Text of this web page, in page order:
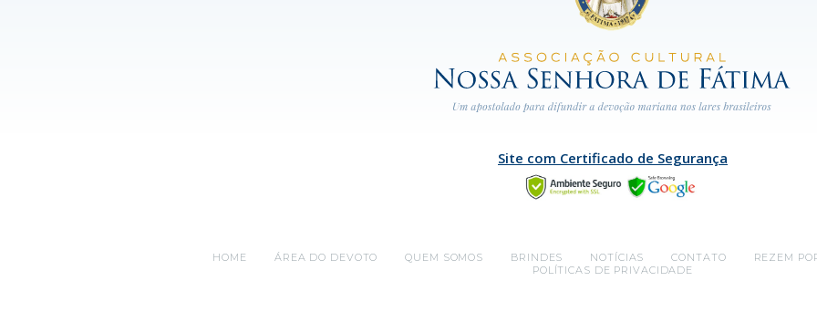
Site com Certificado de Segurança
HOME ÁREA DO DEVOTO QUEM SOMOS BRINDES NOTÍCIAS CONTATO
REZEM
POLÍTICAS DE PRIVACIDADE